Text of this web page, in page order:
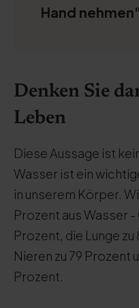
Hand nehmen".
Denken Sie
Leben
Diese Aussage ist
Wasser ist ein
in unserem Körper.
Prozent aus Wasser -
Prozent, die Lunge
Nieren zu 79 Prozent
Prozent.